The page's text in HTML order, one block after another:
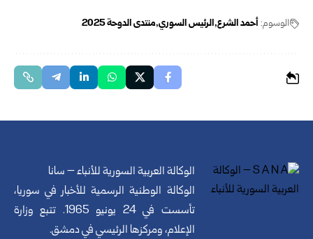
الوسوم: أحمد الشرع الرئيس السوري منتدى الدوحة 2025
الوكالة العربية السورية للأنباء – سانا
الوكالة الوطنية الرسمية للأخبار في سوريا،
تأسست في 24 يونيو 1965. تتبع وزارة
الإعلام، ومركزها الرئيسي في دمشق.